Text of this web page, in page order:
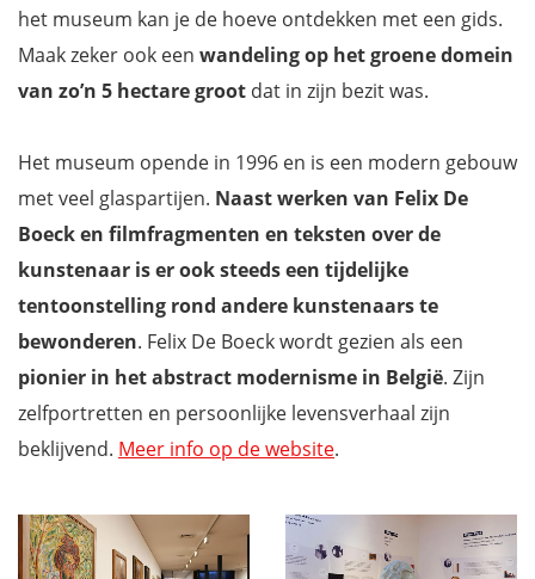
het museum kan je de hoeve ontdekken met een gids.
Maak zeker ook een wandeling op het groene domein
van zo’n 5 hectare groot dat in zijn bezit was.
Het museum opende in 1996 en is een modern gebouw
met veel glaspartijen. Naast werken van Felix De
Boeck en filmfragmenten en teksten over de
kunstenaar is er ook steeds een tijdelijke
tentoonstelling rond andere kunstenaars te
bewonderen. Felix De Boeck wordt gezien als een
pionier in het abstract modernisme in België. Zijn
zelfportretten en persoonlijke levensverhaal zijn
beklijvend. Meer info op de website.